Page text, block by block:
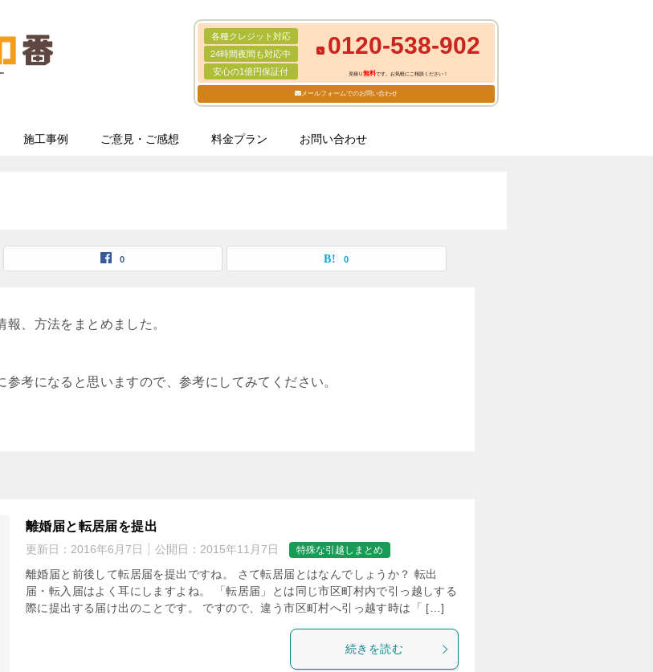
各種クレジット対応
24時間夜間も対応中
安心の1億円保証付
0120-538-902
見積り無料です。お気軽にご相談ください！
メールフォームでのお問い合わせ
施工事例 ご意見・ご感想 料金プラン お問い合わせ
0 0
、方法をまとめました。
考になると思いますので、参考にしてみてください。
離婚届と転居届を提出
更新日： 2016年6月7日 公開日： 2015年11月7日 特殊な引越しまとめ
離婚届と前後して転居届を提出ですね。 さて転居届とはなんでしょうか？ 転出
届・転入届はよく耳にしますよね。 「転居届」とは同じ市区町村内で引っ越しする
際に提出する届け出のことです。 ですので、違う市区町村へ引っ越す時は「 […]
続きを読む